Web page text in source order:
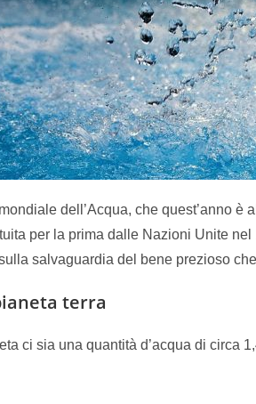
dell’Acqua, che quest’anno è
per la prima dalle Nazioni Unite
salvaguardia del bene prezioso
terra
ci sia una quantità d’acqua di circa